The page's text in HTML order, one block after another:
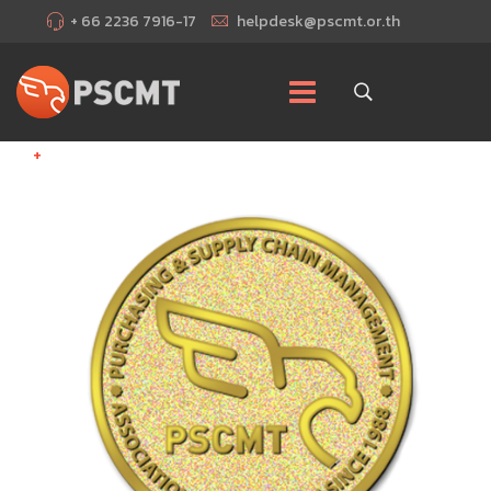
+ 66 2236 7916-17 helpdesk@pscmt.or.th
+